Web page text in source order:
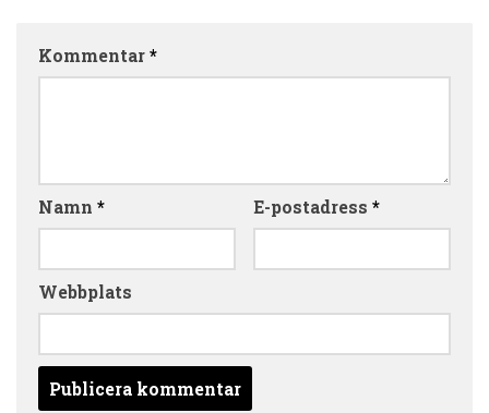
Kommentar*
Namn * E-postadress *
Webbplats